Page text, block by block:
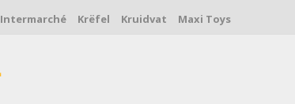
Intermarché Krëfel Kruidvat Maxi Toys